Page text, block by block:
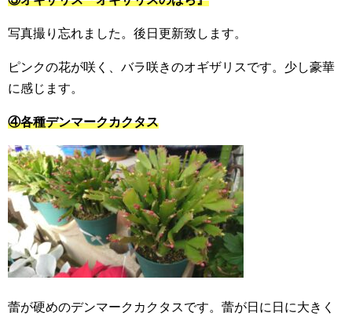
写真撮り忘れました。後日更新致します。
ピンクの花が咲く、バラ咲きのオギザリスです。少し豪華
に感じます。
④各種デンマークカクタス
蕾が硬めのデンマークカクタスです。蕾が日に日に大きく